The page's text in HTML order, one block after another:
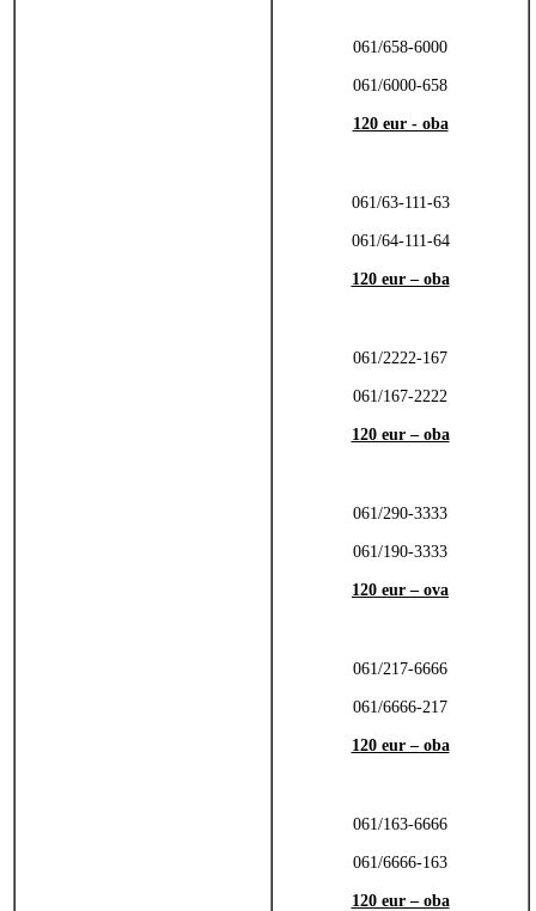
061/658-6000
061/6000-658
120 eur - oba
061/63-111-63
061/64-111-64
120 eur – oba
061/2222-167
061/167-2222
120 eur – oba
061/290-3333
061/190-3333
120 eur – ova
061/217-6666
061/6666-217
120 eur – oba
061/163-6666
061/6666-163
120 eur – oba